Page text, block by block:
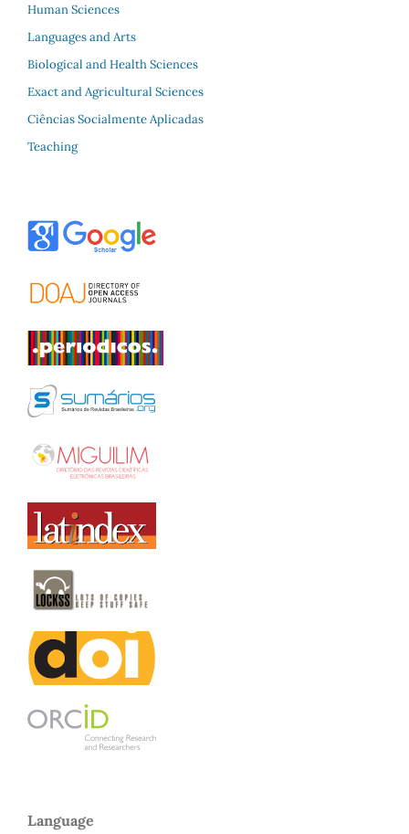
Human Sciences
Languages and Arts
Biological and Health Sciences
Exact and Agricultural Sciences
Ciências Socialmente Aplicadas
Teaching
Language